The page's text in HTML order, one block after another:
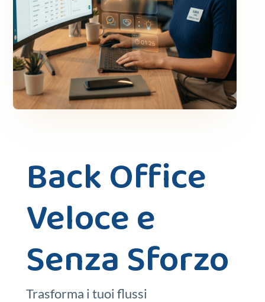
Back Office
Veloce e
Senza Sforzo
Trasforma i tuoi flussi